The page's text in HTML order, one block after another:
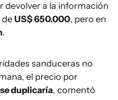
devolver a la información
deUS$ 650.000, pero en
.
sanduceras no
el precio por
se duplicaría, comentó